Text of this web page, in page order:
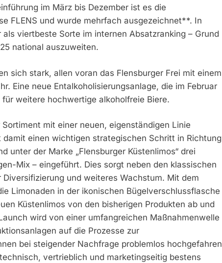
im März bis Dezember ist es die
FLENS und wurde mehrfach ausgezeichnet**. In
viertbeste Sorte im internen Absatzranking – Grund
national auszuweiten.
sich stark, allen voran das Flensburger Frei mit einem
Eine neue Entalkoholisierungsanlage, die im Februar
weitere hochwertige alkoholfreie Biere.
mit einer neuen, eigenständigen Linie
einen wichtigen strategischen Schritt in Richtung
unter der Marke „Flensburger Küstenlimos“ drei
Mix – eingeführt. Dies sorgt neben den klassischen
und weiteres Wachstum. Mit dem
Limonaden in der ikonischen Bügelverschlussflasche
Küstenlimos von den bisherigen Produkten ab und
wird von einer umfangreichen Maßnahmenwelle
auf die Prozesse zur
bei steigender Nachfrage problemlos hochgefahren
vertrieblich und marketingseitig bestens